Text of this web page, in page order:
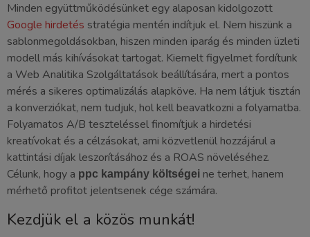
Minden együttműködésünket egy alaposan kidolgozott
Google hirdetés stratégia mentén indítjuk el. Nem hiszünk a
sablonmegoldásokban, hiszen minden iparág és minden üzleti
modell más kihívásokat tartogat. Kiemelt figyelmet fordítunk
a Web Analitika Szolgáltatások beállítására, mert a pontos
mérés a sikeres optimalizálás alapköve. Ha nem látjuk tisztán
a konverziókat, nem tudjuk, hol kell beavatkozni a folyamatba.
Folyamatos A/B teszteléssel finomítjuk a hirdetési
kreatívokat és a célzásokat, ami közvetlenül hozzájárul a
kattintási díjak leszorításához és a ROAS növeléséhez.
Célunk, hogy a ppc kampány költségei ne terhet, hanem
mérhető profitot jelentsenek cége számára.
Kezdjük el a közös munkát!